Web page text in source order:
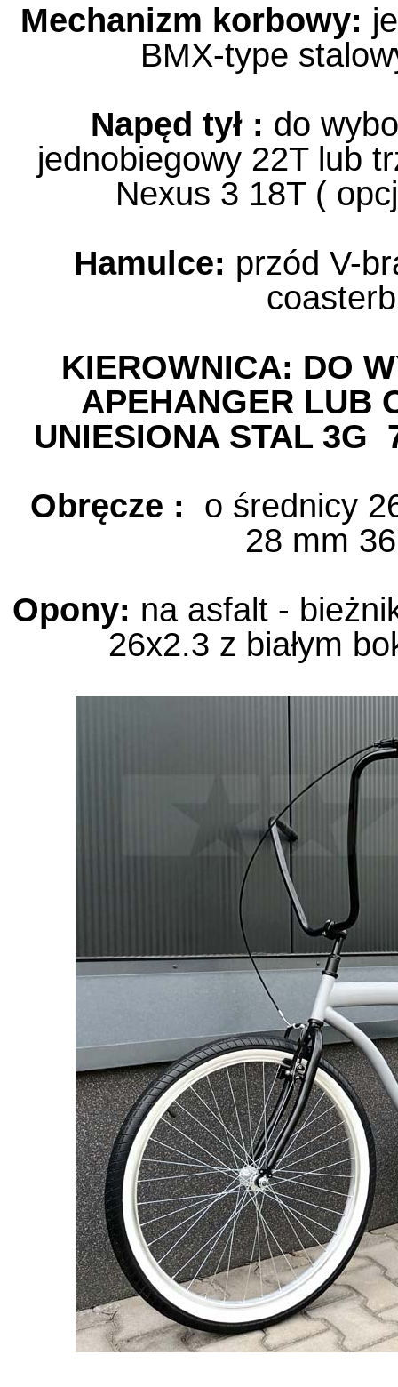
Mechanizm korbowy:
BMX-type
Napęd tył : do
jednobiegowy 22T lub
Nexus 3 18T (
Hamulce: przód V-
KIEROWNICA: DO
APEHANGER LUB
UNIESIONA STAL 3G
Obręcze : o średnicy
28 mm
Opony: na asfalt -
26x2.3 z białym